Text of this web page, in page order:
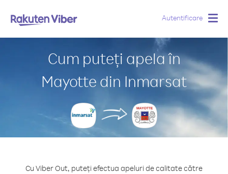
Autentificare
Cum puteți apela în
Mayotte din Inmarsat
Cu Viber Out, puteți efectua apeluri de calitate către